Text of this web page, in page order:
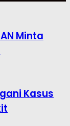
Minta
Kasus